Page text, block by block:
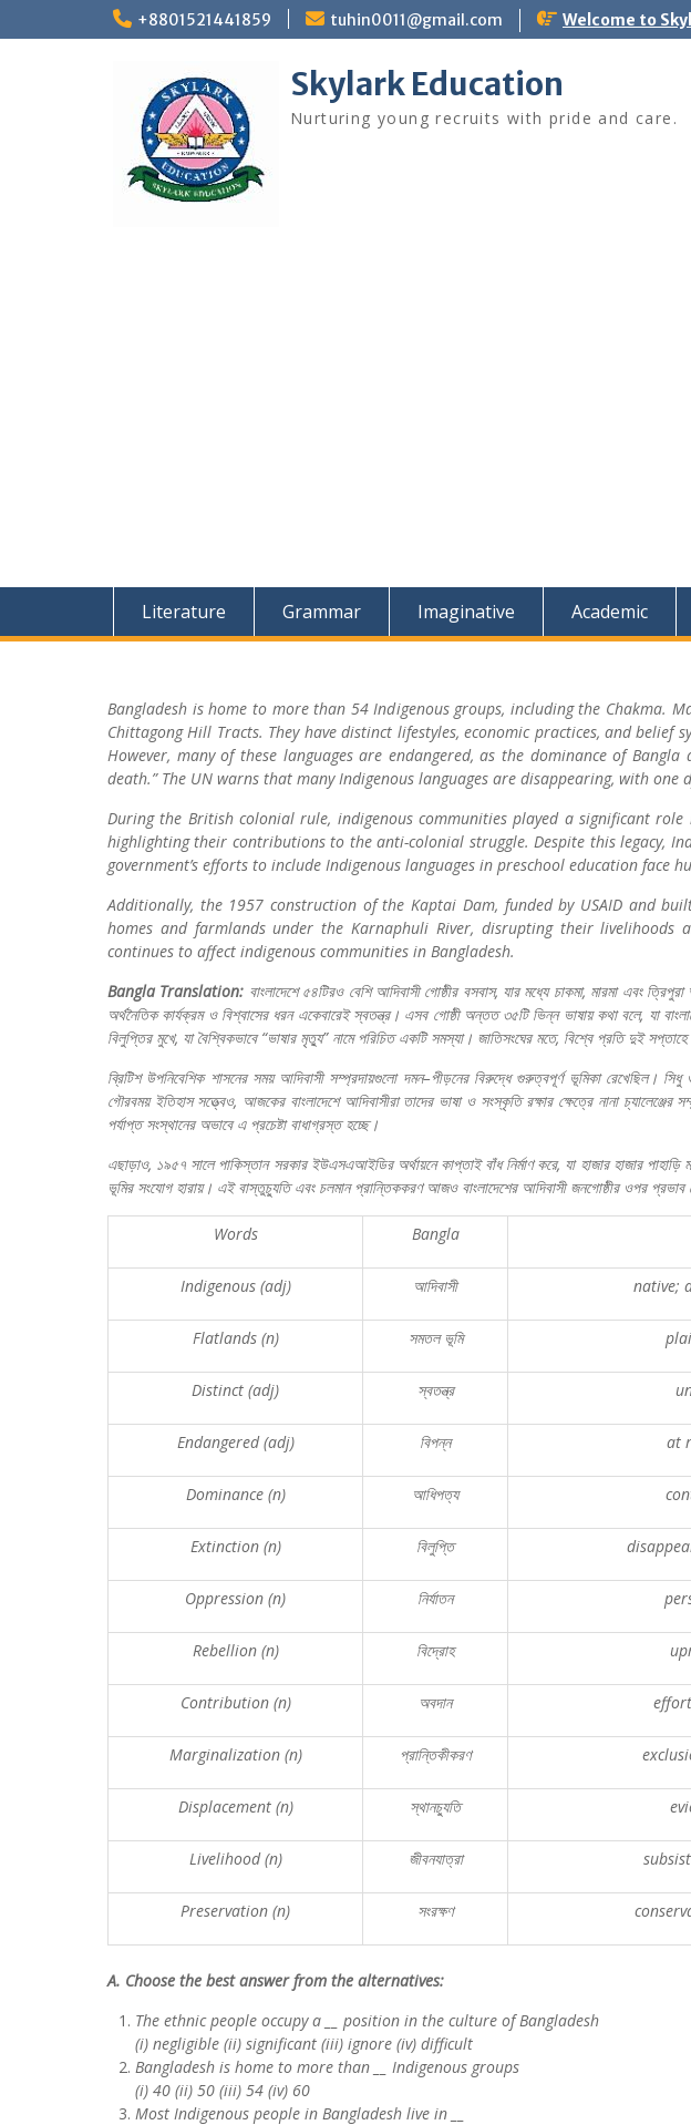
+8801521441859 tuhin0011@gmail.com Welcome to
Skylark Education
Nurturing young recruits with pride and care.
Literature Grammar Imaginative Academic
Bangladesh is home to more than 54 Indigenous groups, including the
Chittagong Hill Tracts. They have distinct lifestyles, economic practices, and belief
However, many of these languages are endangered, as the dominance of
death.” The UN warns that many Indigenous languages are disappearing, with one
During the British colonial rule, indigenous communities played a significant
highlighting their contributions to the anti-colonial struggle. Despite this legacy,
government’s efforts to include Indigenous languages in preschool education
Additionally, the 1957 construction of the Kaptai Dam, funded by USAID and
homes and farmlands under the Karnaphuli River, disrupting their
continues to affect indigenous communities in Bangladesh.
Bangla Translation: বাংলাদেশে ৫৪টিরও বেশি আদিবাসী গোষ্ঠীর বসবাস, যার মধ্যে চাকমা, মারমা এবং ত্রিপুরা
অর্থনৈতিক কার্যক্রম ও বিশ্বাসের ধরন একেবারেই স্বতন্ত্র। এসব গোষ্ঠী অন্তত ৩৫টি ভিন্ন ভাষায় কথা বলে, যা
বিলুপ্তির মুখে, যা বৈশ্বিকভাবে“ভাষার মৃত্যু” নামে পরিচিত একটি সমস্যা। জাতিসংঘের মতে, বিশ্বে প্রতি দুই সপ্তাহে
ব্রিটিশ উপনিবেশিক শাসনের সময় আদিবাসী সম্প্রদায়গুলো দমন–পীড়নের বিরুদ্ধে গুরুত্বপূর্ণ ভূমিকা রেখেছিল। সিধু
গৌরবময় ইতিহাস সত্ত্বেও, আজকের বাংলাদেশে আদিবাসীরা তাদের ভাষা ও সংস্কৃতি রক্ষার ক্ষেত্রে নানা চ্যালেঞ্জের
পর্যাপ্ত সংস্থানের অভাবে এ প্রচেষ্টা বাধাগ্রস্ত হচ্ছে।
এছাড়াও, ১৯৫৭ সালে পাকিস্তান সরকার ইউএসএআইডির অর্থায়নে কাপ্তাই বাঁধ নির্মাণ করে, যা হাজার হাজার পাহাড়ি
ভূমির সংযোগ হারায়। এই বাস্তুচ্যুতি এবং চলমান প্রান্তিককরণ আজও বাংলাদেশের আদিবাসী জনগোষ্ঠীর ওপর প্রভাব
Words Bangla
Indigenous (adj) আদিবাসী native;
Flatlands (n) সমতল ভূমি
Distinct (adj) স্বতন্ত্র
Endangered (adj) বিপন্ন at
Dominance (n) আধিপত্য
Extinction (n) বিলুপ্তি
Oppression (n) নির্যাতন
Rebellion (n) বিদ্রোহ
Contribution (n) অবদান
Marginalization (n) প্রান্তিকীকরণ
Displacement (n) স্থানচ্যুতি
Livelihood (n) জীবনযাত্রা
Preservation (n) সংরক্ষণ
A. Choose the best answer from the alternatives:
The ethnic people occupy a __ position in the culture of Bangladesh
(i) negligible (ii) significant (iii) ignore (iv) difficult
Bangladesh is home to more than __ Indigenous groups
(i) 40 (ii) 50 (iii) 54 (iv) 60
Most Indigenous people in Bangladesh live in __